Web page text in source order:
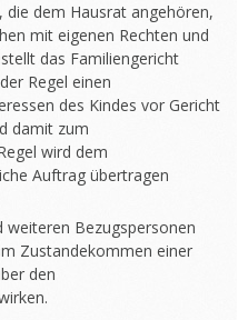
die dem Hausrat angehören,
mit eigenen Rechten und
das Familiengericht
Regel einen
des Kindes vor Gericht
damit zum
wird dem
Auftrag übertragen
weiteren Bezugspersonen
Zustandekommen einer
den